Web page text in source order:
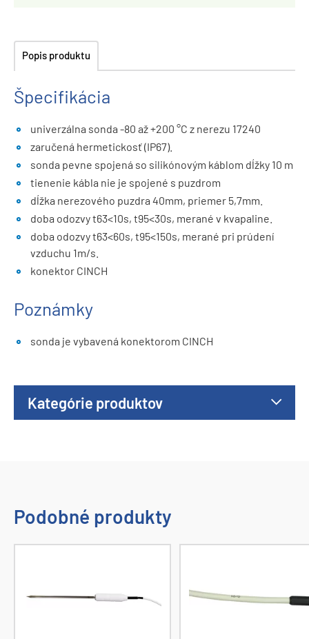
Kategórie produktov
Popis produktu
Špecifikácia
univerzálna sonda -80 až +200 °C z nerezu 17240
zaručená hermetickosť (IP67).
sonda pevne spojená so silikónovým káblom dĺžky 10 m
tienenie kábla nie je spojené s puzdrom
dĺžka nerezového puzdra 40mm, priemer 5,7mm.
doba odozvy t63<10s, t95<30s, merané v kvapaline.
doba odozvy t63<60s, t95<150s, merané pri prúdení
vzduchu 1m/s.
konektor CINCH
Poznámky
sonda je vybavená konektorom CINCH
Podobné produkty